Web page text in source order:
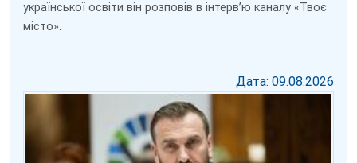
української освіти він розповів в інтерв’ю каналу «Твоє
місто».
Дата: 09.08.2026